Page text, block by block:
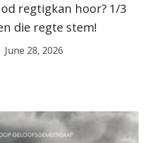
regtigkan hoor? 1/3
die regte stem!
June 28, 2026